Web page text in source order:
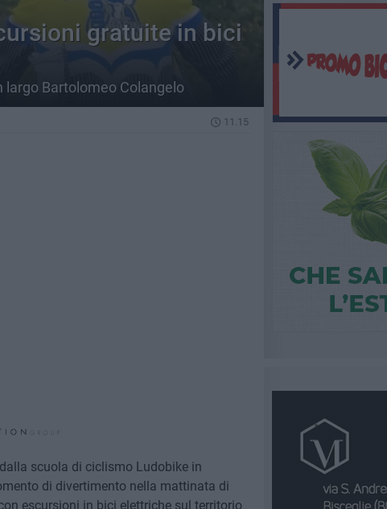
gratuite in bici
largo Bartolomeo Colangelo
11.15
scuola di ciclismo Ludobike in
di divertimento nella mattinata di
escursioni in bici elettriche sul territorio